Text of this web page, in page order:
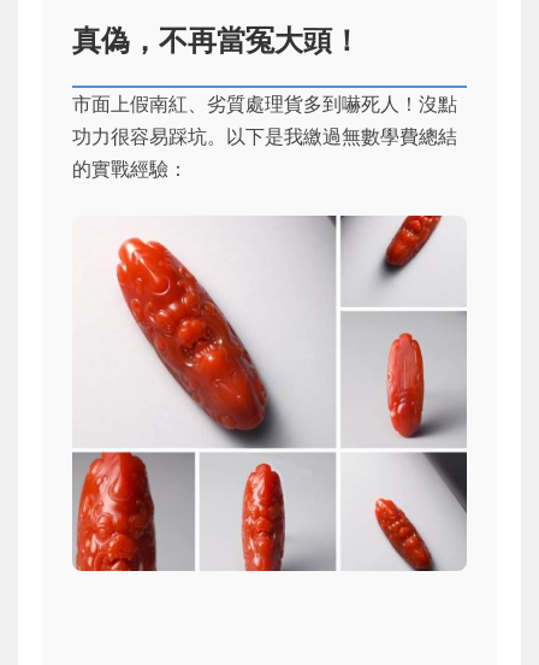
真偽，不再當冤大頭！
市面上假南紅、劣質處理貨多到嚇死人！沒點
功力很容易踩坑。以下是我繳過無數學費總結
的實戰經驗：